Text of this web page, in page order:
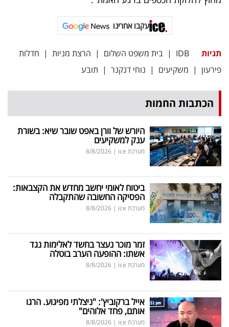
עקבו אחרינו
תגיות IDB
| בית משפט השלום | הרצת מניות | חדלות
פירעון | משקיעים | נוחי דנקנר | תובע
הכתבות החמות
היורש של וורן באפט שובר שיא: בשורת
ענק למשקיעים
מערכת ice |
8/8/2026
ביטוח לאומי יחשב מחדש את הקצבאות:
הפסיקה החשובה שהתקבלה
מערכת ice |
8/8/2026
זמר מוכר נעצר בחשד לאלימות נגד
אשתו: ההופעה הערב בוטלה
מערכת ice |
8/8/2026
אייל ברקוביץ': "ניצלתי מפיגוע. הרגו
אותם, פחד אלוהים"
מערכת ice |
8/8/2026